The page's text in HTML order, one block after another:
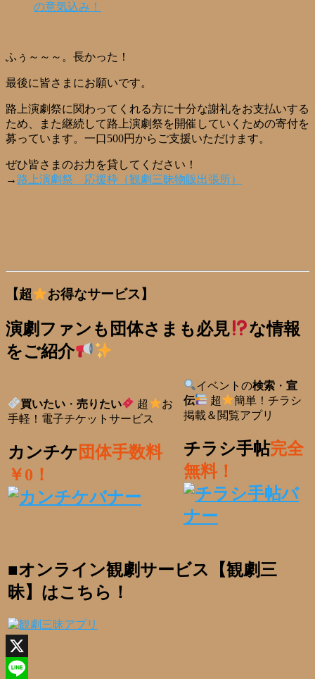
の意気込み！
ふぅ～～～。長かった！
最後に皆さまにお願いです。
路上演劇祭に関わってくれる方に十分な謝礼をお支払いする
ため、また継続して路上演劇祭を開催していくための寄付を
募っています。一口500円からご支援いただけます。
ぜひ皆さまのお力を貸してください！
→ 路上演劇祭 応援枠（観劇三昧物販出張所）
【超 お得なサービス】
演劇ファンも団体さまも必見
な情報
をご紹介
買いたい ・売りたい 超
お
手軽！電子チケットサービス
カンチケ 団体手数料
￥0！
イベントの検索 ・宣
伝
超
簡単！チラシ
掲載＆閲覧アプリ
チラシ手帖完全
無料！
■オンライン観劇サービス【観劇三
昧】はこちら！
X